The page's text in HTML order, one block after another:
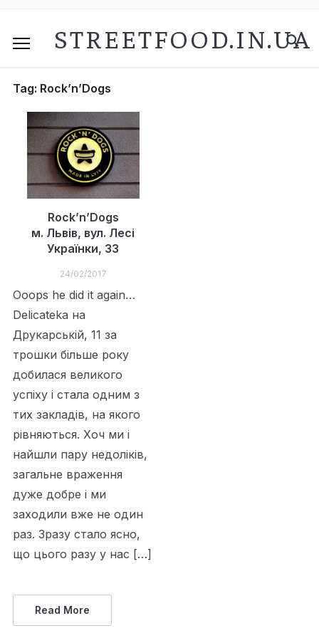
STREETFOOD.IN.UA
Tag: Rock’n’Dogs
Rock’n’Dogs
м. Львів, вул. Лесі
Українки, 33
24/02/2017
Ooops he did it again…
Delicateka на
Друкарській, 11 за
трошки більше року
добилася великого
успіху і стала одним з
тих закладів, на якого
рівняються. Хоч ми і
найшли пару недоліків,
загальне враження
дуже добре і ми
заходили вже не один
раз. Зразу стало ясно,
що цього разу у нас […]
Read More